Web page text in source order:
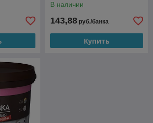
В наличии
143,88 руб./банка
Купить